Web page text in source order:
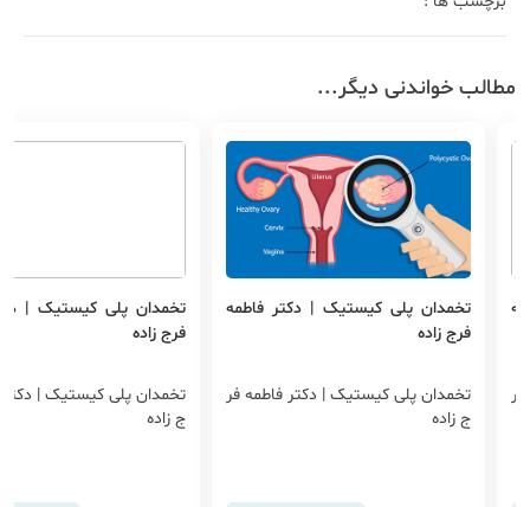
مطالب خواندنی دیگر...
تخمدان پلی کیستیک | دکتر فاطمه
فرج زاده
تخمدان پلی کیستیک | دکتر فاطمه فر
ج زاده
تخمدان پلی کیستیک |
فرج زاده
تخمدان پلی کیستیک | دکتر
ج زاده